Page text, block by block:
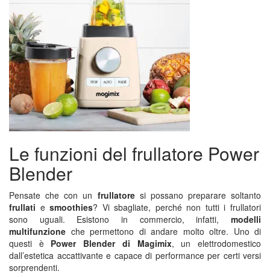
Le funzioni del frullatore Power
Blender
Pensate che con un frullatoresi possano preparare soltanto
frullati esmoothies? Vi sbagliate, perché non tutti i frullatori
sono uguali. Esistono in commercio, infatti, modelli
multifunzione che permettono di andare molto oltre. Uno di
questi è Power Blender di Magimix, un elettrodomestico
dall’estetica accattivante e capace di performance per certi versi
sorprendenti.